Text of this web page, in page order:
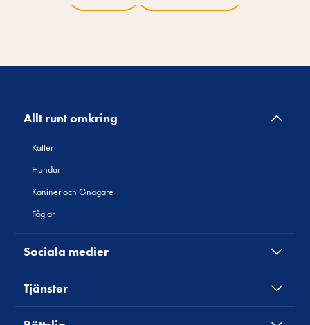
Allt runt omkring
Katter
Hundar
Kaniner och Gnagare
Fåglar
Sociala medier
Tjänster